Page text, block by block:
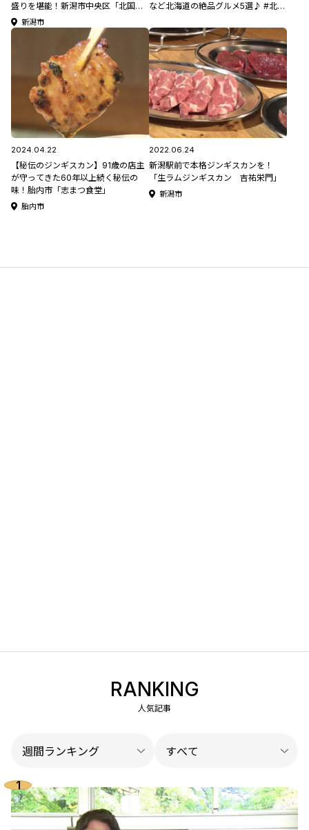
盛りを堪能！新潟市中央区「北国の
ジンホル屋 ふる川 新潟駅前店」
新潟市
など北海道の絶品グルメ5選♪ #北海
2024.04.22
【秘伝のジンギスカン】91歳の店主
が守ってきた60年以上続く秘伝の
味！胎内市「志まつ食堂」
胎内市
2022.06.24
新潟駅前で本格ジンギスカンを！
「生ラムジンギスカン 吉祐栄門」
新潟市
RANKING
人気記事